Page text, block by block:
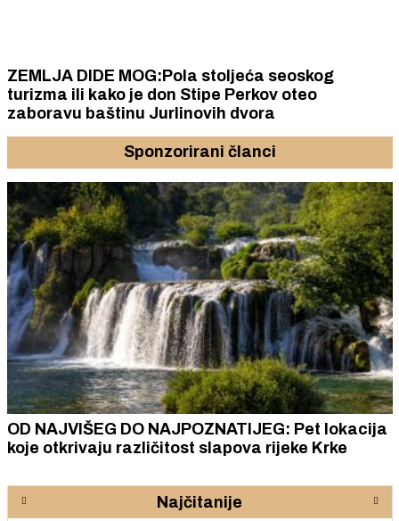
ZEMLJA DIDE MOG:Pola stoljeća seoskog
turizma ili kako je don Stipe Perkov oteo
zaboravu baštinu Jurlinovih dvora
Sponzorirani članci
OD NAJVIŠEG DO NAJPOZNATIJEG: Pet lokacija
koje otkrivaju različitost slapova rijeke Krke
Najčitanije